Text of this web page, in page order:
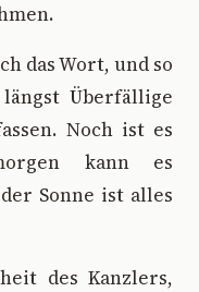
das Wort, und so
Überfällige
Noch ist es
kann es
Sonne ist alles
des Kanzlers,